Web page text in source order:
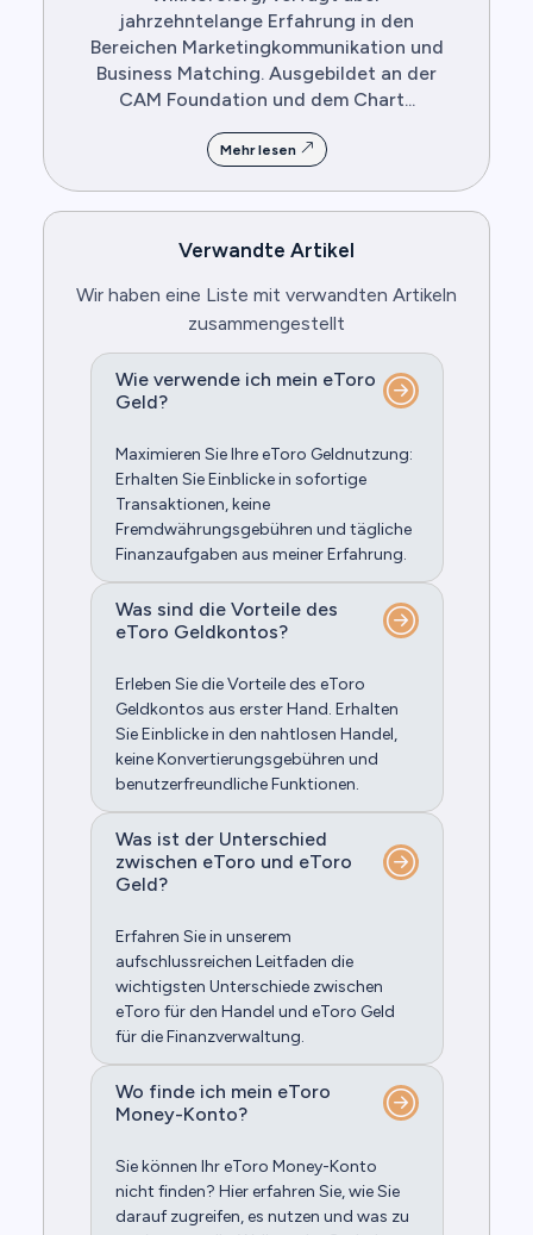
jahrzehntelange Erfahrung in den
Bereichen Marketingkommunikation und
Business Matching. Ausgebildet an der
CAM Foundation und dem Chart...
Mehr lesen
Verwandte Artikel
Wir haben eine Liste mit verwandten Artikeln
zusammengestellt
Wie verwende ich mein eToro
Geld?
Maximieren Sie Ihre eToro Geldnutzung:
Erhalten Sie Einblicke in sofortige
Transaktionen, keine
Fremdwährungsgebühren und tägliche
Finanzaufgaben aus meiner Erfahrung.
Was sind die Vorteile des
eToro Geldkontos?
Erleben Sie die Vorteile des eToro
Geldkontos aus erster Hand. Erhalten
Sie Einblicke in den nahtlosen Handel,
keine Konvertierungsgebühren und
benutzerfreundliche Funktionen.
Was ist der Unterschied
zwischen eToro und eToro
Geld?
Erfahren Sie in unserem
aufschlussreichen Leitfaden die
wichtigsten Unterschiede zwischen
eToro für den Handel und eToro Geld
für die Finanzverwaltung.
Wo finde ich mein eToro
Money-Konto?
Sie können Ihr eToro Money-Konto
nicht finden? Hier erfahren Sie, wie Sie
darauf zugreifen, es nutzen und was zu